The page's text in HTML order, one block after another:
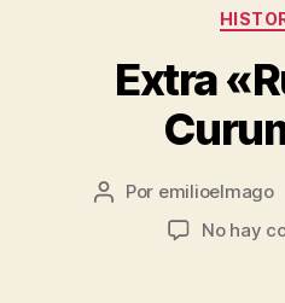
Extra
Autor
Por emilioelmago
No hay